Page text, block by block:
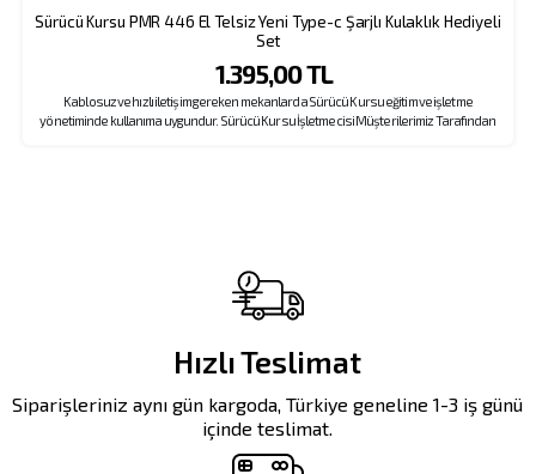
Sürücü Kursu PMR 446 El Telsiz Yeni Type-c Şarjlı Kulaklık Hediyeli
Set
1.395,00 TL
Kablosuz ve hızlı iletişim gereken mekanlarda Sürücü Kursu eğitim ve işletme
yönetiminde kullanıma uygundur. Sürücü Kursu İşletmecisi Müşterilerimiz Tarafından
Hızlı Teslimat
Siparişleriniz aynı gün kargoda, Türkiye geneline 1-3 iş günü
içinde teslimat.